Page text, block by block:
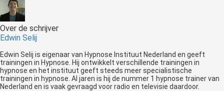
Over de schrijver
Edwin Selij
Edwin Selij is eigenaar van Hypnose Instituut Nederland en geeft
trainingen in Hypnose. Hij ontwikkelt verschillende trainingen in
hypnose en het instituut geeft steeds meer specialistische
trainingen in hypnose. Al jaren is hij de nummer 1 hypnose trainer van
Nederland en is vaak gevraagd voor radio en televisie daardoor.